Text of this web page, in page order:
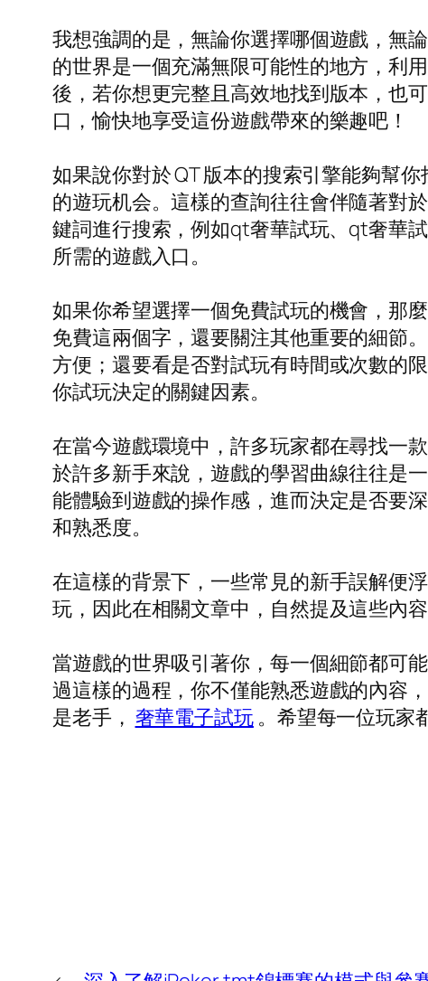
我想強調的是，無論你選擇哪個遊戲，無
的世界是一個充滿無限可能性的地方，利
後，若你想更完整且高效地找到版本，也
口，愉快地享受這份遊戲帶來的樂趣吧！
如果說你對於 QT 版本的搜索引擎能夠幫
的遊玩机会。這樣的查詢往往會伴隨著對
鍵詞進行搜索，例如qt奢華試玩、qt奢華
所需的遊戲入口。
如果你希望選擇一個免費試玩的機會，那
免費這兩個字，還要關注其他重要的細節
方便；還要看是否對試玩有時間或次數的
你試玩決定的關鍵因素。
在當今遊戲環境中，許多玩家都在尋找一
於許多新手來說，遊戲的學習曲線往往是
能體驗到遊戲的操作感，進而決定是否要
和熟悉度。
在這樣的背景下，一些常見的新手誤解便
玩，因此在相關文章中，自然提及這些內容
當遊戲的世界吸引著你，每一個細節都可
過這樣的過程，你不僅能熟悉遊戲的內容
是老手， 奢華電子試玩。希望每一位玩家